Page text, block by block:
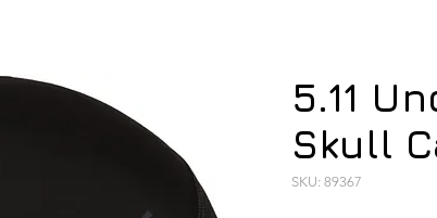
5.11
Skull
SKU: 89367